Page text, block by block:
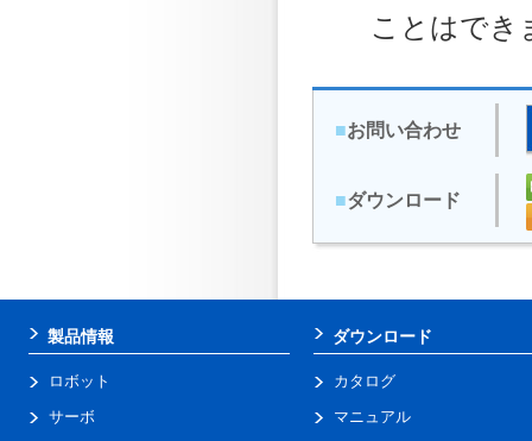
ことはでき
■お問い合わせ
■ダウンロード
製品情報
ロボット
サーボ
ダウンロード
カタログ
マニュアル